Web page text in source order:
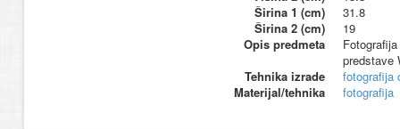
Širina 1 (cm)
31.8
Širina 2 (cm)
19
Opis predmeta
predstave
Tehnika izrade
fotografija
Materijal/tehnika
fotografija